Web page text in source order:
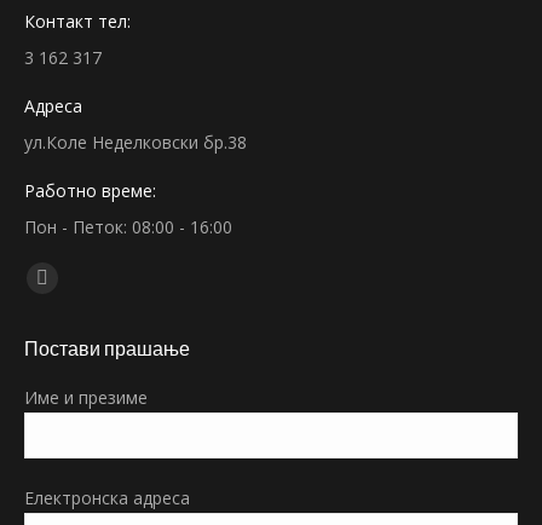
Контакт тел:
3 162 317
Адреса
ул.Коле Неделковски бр.38
Работно време:
Пон - Петок: 08:00 - 16:00
Find us on:
opens
new
Постави прашање
Име и презиме
Електронска адреса